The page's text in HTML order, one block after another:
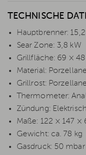
TECHNISCHE
Hauptbrenner:
Sear Zone: 3,8 kW
Grillfläche: 69 ×
Material:
Grillrost:
Thermometer:
Zündung: Elektrisch
Maße: 122 × 147 ×
Gewicht: ca. 78 kg
Gasdruck: 50 mbar